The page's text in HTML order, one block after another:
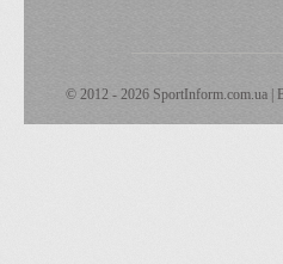
© 2012 - 2026 SportInform.com.ua |